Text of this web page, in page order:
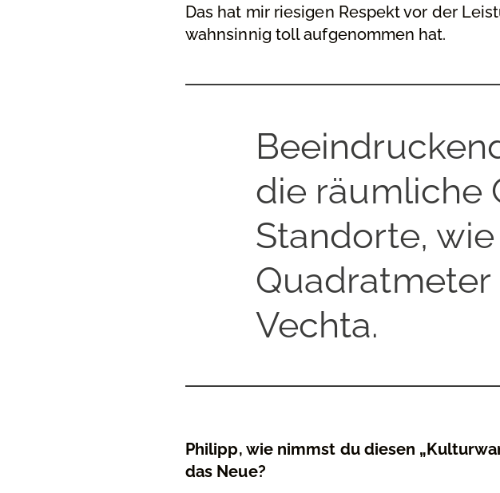
Das hat mir riesigen Respekt vor der
wahnsinnig toll aufgenommen hat.
die räumliche
Standorte,
Quadratmeter
Vechta.
Philipp, wie nimmst du diesen
das Neue?